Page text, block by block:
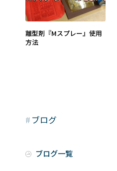
離型剤『Mスプレー』使用
方法
# ブログ
ブログ一覧